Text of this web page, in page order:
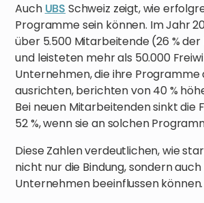
Auch UBS Schweiz zeigt, wie
Programme sein können. Im Jahr
über 5.500 Mitarbeitende (26 %
und leisteten mehr als 50.000
Unternehmen, die ihre Programme
ausrichten, berichten von 40 %
Bei neuen Mitarbeitenden sinkt die
52 %, wenn sie an solchen
Diese Zahlen verdeutlichen, wie
nicht nur die Bindung, sondern
Unternehmen beeinflussen können.